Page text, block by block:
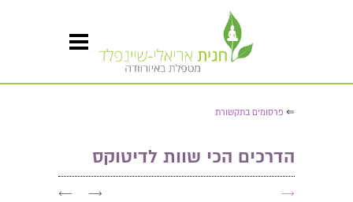
⇐ פרסומים בתקשורת
הדרכים הכי שוות לדיטוקס
→
→
←